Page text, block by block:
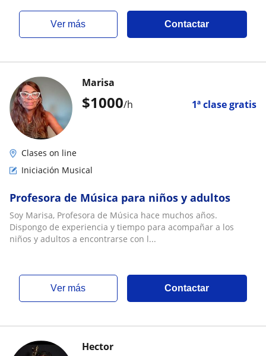
ver más Contactar
$1000/h 1ª clase gratis
Marisa
Clases on line
Iniciación Musical
Profesora de Música para niños y adultos
Soy Marisa, Profesora de Música hace muchos años.
Dispongo de experiencia y tiempo para acompañar a los
niños y adultos a encontrarse con l...
ver más Contactar
Hector